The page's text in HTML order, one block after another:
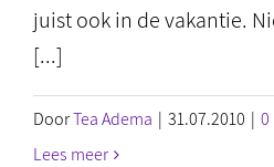
juist ook in de vakantie.
[...]
DoorTea Adema | 31.07.2010 | 0
Lees meer